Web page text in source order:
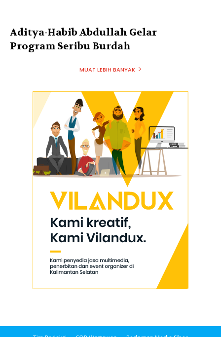
Aditya-Habib Abdullah Gelar
Program Seribu Burdah
MUAT LEBIH BANYAK